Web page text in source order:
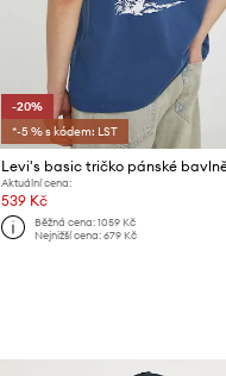
-20%
*-5 % s kódem: LST
Aktuální cena:
539 Kč
Běžná cena: 1059 Kč
Nejnižší cena: 679 Kč